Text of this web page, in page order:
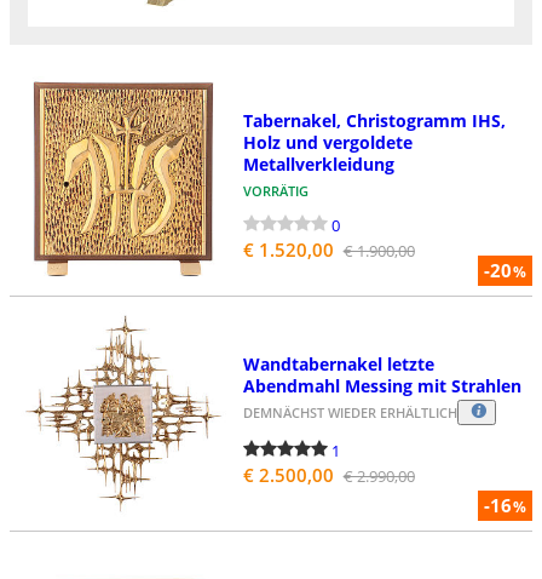
-20%
Tabernakel, Christogramm IHS,
Holz und vergoldete
Metallverkleidung
VORRÄTIG
0
€ 1.520,00 € 1.900,00
-16%
Wandtabernakel letzte
Abendmahl Messing mit Strahlen
DEMNÄCHST WIEDER ERHÄLTLICH
1
€ 2.500,00 € 2.990,00